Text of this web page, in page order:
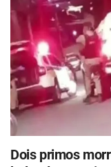
Dois primos